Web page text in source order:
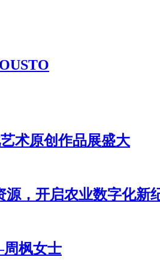
术原创作品展盛大
源，开启农业数字化新
枫女士